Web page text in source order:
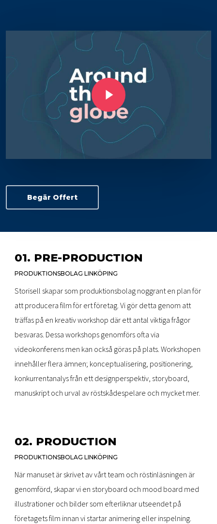
Play Video
Begär Offert
01. PRE-PRODUCTION
PRODUKTIONSBOLAG LINKÖPING
Storisell skapar som produktionsbolag noggrant en plan för
att producera film för ert företag. Vi gör detta genom att
träffas på en kreativ workshop där ett antal viktiga frågor
besvaras. Dessa workshops genomförs ofta via
videokonferens men kan också göras på plats. Workshopen
innehåller flera ämnen; konceptualisering, positionering,
konkurrentanalys från ett designperspektiv, storyboard,
manuskript och urval av röstskådespelare och mycket mer.
02. PRODUCTION
PRODUKTIONSBOLAG LINKÖPING
När manuset är skrivet av vårt team och röstinläsningen är
genomförd, skapar vi en storyboard och mood board med
illustrationer och bilder som efterliknar utseendet på
företagets film innan vi startar animering eller inspelning.